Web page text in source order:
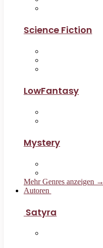
Science Fiction
LowFantasy
Mystery
Mehr Genres anzeigen →
Autoren
Satyra